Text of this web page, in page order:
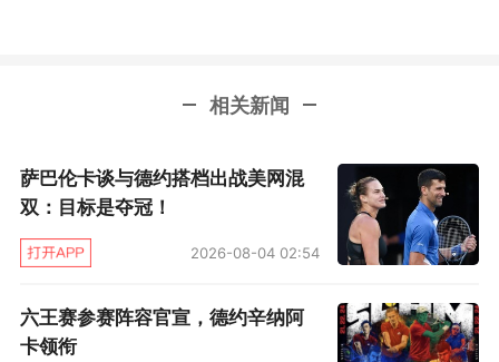
的大满贯，却赋予了他最多的大满贯胜场和最多
的8强次数。这个看上去矛盾的数据主要是谁造成
的呢？那只能是在法网拿了14个冠军的纳达尔
反正，ATP单打冠军数量达到至少100个并且法网
相关新闻
萨巴伦卡谈与德约搭档出战美网混
双：目标是夺冠！
2026-08-04 02:54
六王赛参赛阵容官宣，德约辛纳阿
卡领衔